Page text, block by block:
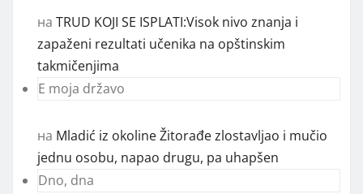
на TRUD KOJI SE ISPLATI:Visok nivo znanja i
zapaženi rezultati učenika na opštinskim
takmičenjima
E moja državo
на Mladić iz okoline Žitorađe zlostavljao i mučio
jednu osobu, napao drugu, pa uhapšen
Dno, dna